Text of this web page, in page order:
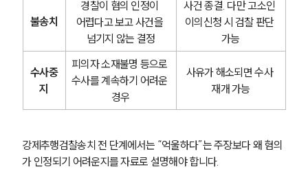
불송치
경찰이 혐의 인정이
어렵다고 보고 사건을
넘기지 않는 결정
사건 종결. 다만 고소인
이의신청 시 검찰 판단
가능
수사중
지
피의자 소재불명 등으로
수사를 계속하기 어려운
경우
사유가 해소되면 수사
재개 가능
강제추행검찰송치 전 단계에서는 “억울하다”는 주장보다 왜 혐의
가 인정되기 어려운지를 자료로 설명해야 합니다.